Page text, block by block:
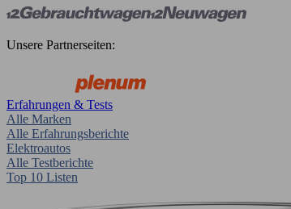
Unsere Partnerseiten:
Erfahrungen & Tests
Alle Marken
Alle Erfahrungsberichte
Elektroautos
Alle Testberichte
Top 10 Listen